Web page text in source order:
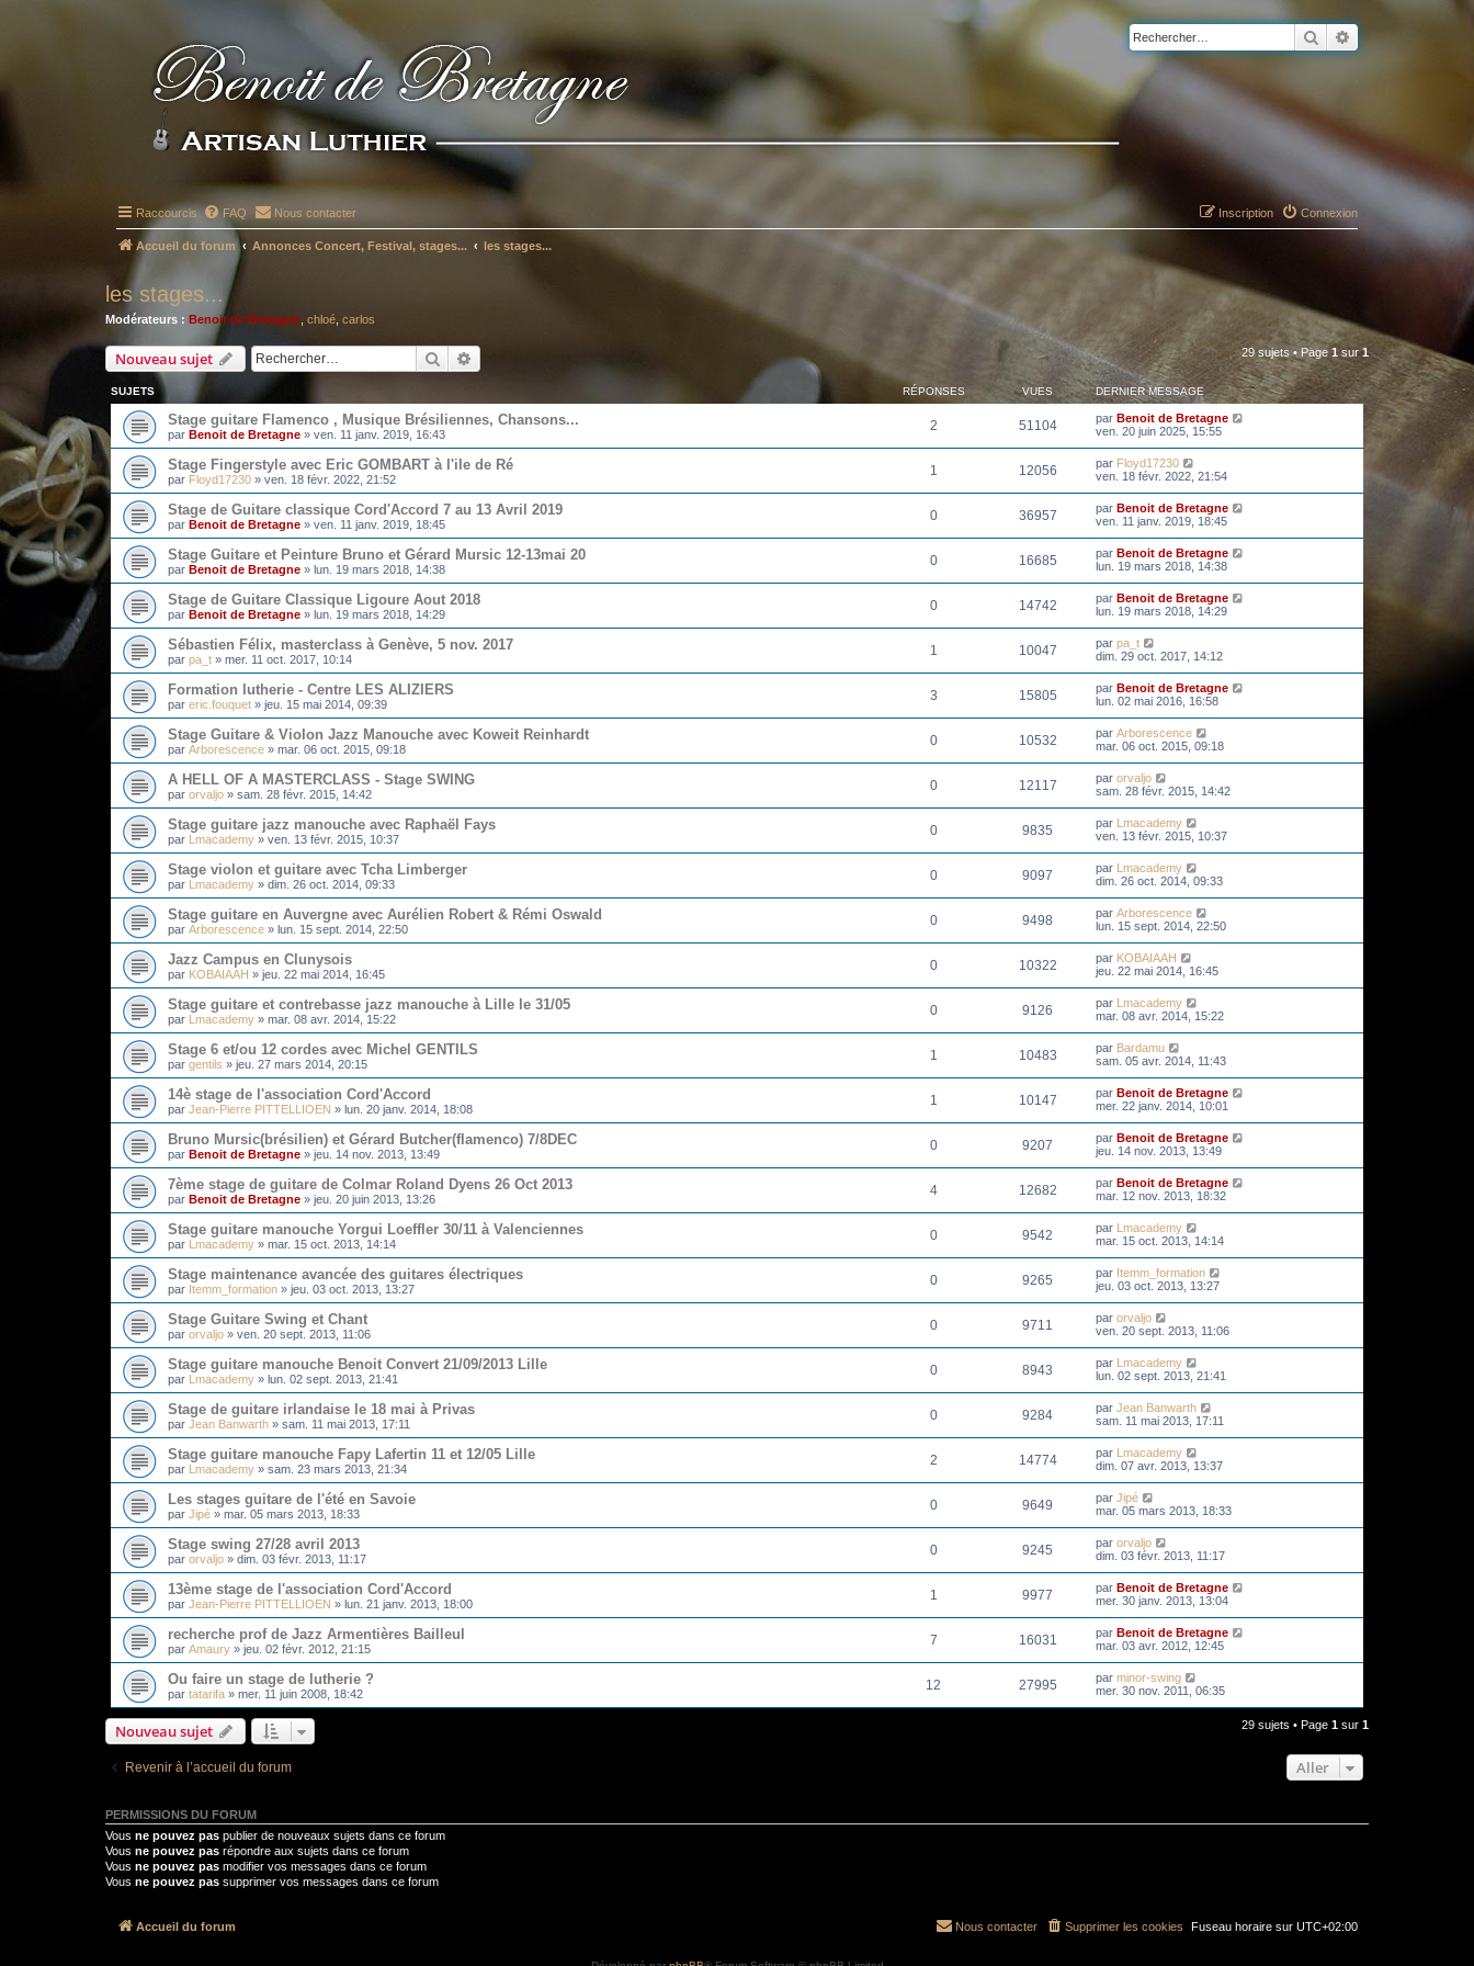
Rechercher
Raccourcis FAQ Nous contacter Connexion
Inscription
Accueil du forum Annonces Concert, Festival, stages... les stages...
les stages...
Modérateurs : Benoit de Bretagne chloé carlos
Nouveau sujet Rechercher 29 sujets • Page1 sur1
SUJETS RÉPONSES VUES DERNIER MESSAGE
Stage guitare Flamenco , Musique Brésiliennes, Chansons...
par Benoit de Bretagne » ven. 11 janv. 2019, 16:43
2 51104 par Benoit de Bretagne
ven. 20 juin 2025, 15:55
Stage Fingerstyle avec Eric GOMBART à l'ile de Ré
par Floyd17230 » ven. 18 févr. 2022, 21:52
1 12056 par Floyd17230
ven. 18 févr. 2022, 21:54
Stage de Guitare classique Cord'Accord 7 au 13 Avril 2019
par Benoit de Bretagne » ven. 11 janv. 2019, 18:45
0 36957 par Benoit de Bretagne
ven. 11 janv. 2019, 18:45
Stage Guitare et Peinture Bruno et Gérard Mursic 12-13mai 20
par Benoit de Bretagne » lun. 19 mars 2018, 14:38
0 16685 par Benoit de Bretagne
lun. 19 mars 2018, 14:38
Stage de Guitare Classique Ligoure Aout 2018
par Benoit de Bretagne » lun. 19 mars 2018, 14:29
0 14742 par Benoit de Bretagne
lun. 19 mars 2018, 14:29
Sébastien Félix, masterclass à Genève, 5 nov. 2017
par pa_t » mer. 11 oct. 2017, 10:14
1 10047 par pa_t
dim. 29 oct. 2017, 14:12
Formation lutherie - Centre LES ALIZIERS
par eric.fouquet » jeu. 15 mai 2014, 09:39
3 15805 par Benoit de Bretagne
lun. 02 mai 2016, 16:58
Stage Guitare & Violon Jazz Manouche avec Koweit Reinhardt
par Arborescence » mar. 06 oct. 2015, 09:18
0 10532 par Arborescence
mar. 06 oct. 2015, 09:18
A HELL OF A MASTERCLASS - Stage SWING
par orvaljo » sam. 28 févr. 2015, 14:42
0 12117 par orvaljo
sam. 28 févr. 2015, 14:42
Stage guitare jazz manouche avec Raphaël Fays
par Lmacademy » ven. 13 févr. 2015, 10:37
0 9835 par Lmacademy
ven. 13 févr. 2015, 10:37
Stage violon et guitare avec Tcha Limberger
par Lmacademy » dim. 26 oct. 2014, 09:33
0 9097 par Lmacademy
dim. 26 oct. 2014, 09:33
Stage guitare en Auvergne avec Aurélien Robert & Rémi Oswald
par Arborescence » lun. 15 sept. 2014, 22:50
0 9498 par Arborescence
lun. 15 sept. 2014, 22:50
Jazz Campus en Clunysois
par KOBAIAAH » jeu. 22 mai 2014, 16:45
0 10322 par KOBAIAAH
jeu. 22 mai 2014, 16:45
Stage guitare et contrebasse jazz manouche à Lille le 31/05
par Lmacademy » mar. 08 avr. 2014, 15:22
0 9126 par Lmacademy
mar. 08 avr. 2014, 15:22
Stage 6 et/ou 12 cordes avec Michel GENTILS
par gentils » jeu. 27 mars 2014, 20:15
1 10483 par Bardamu
sam. 05 avr. 2014, 11:43
14è stage de l'association Cord'Accord
par Jean-Pierre PITTELLIOEN » lun. 20 janv. 2014, 18:08
1 10147 par Benoit de Bretagne
mer. 22 janv. 2014, 10:01
Bruno Mursic(brésilien) et Gérard Butcher(flamenco) 7/8DEC
par Benoit de Bretagne » jeu. 14 nov. 2013, 13:49
0 9207 par Benoit de Bretagne
jeu. 14 nov. 2013, 13:49
7ème stage de guitare de Colmar Roland Dyens 26 Oct 2013
par Benoit de Bretagne » jeu. 20 juin 2013, 13:26
4 12682 par Benoit de Bretagne
mar. 12 nov. 2013, 18:32
Stage guitare manouche Yorgui Loeffler 30/11 à Valenciennes
par Lmacademy » mar. 15 oct. 2013, 14:14
0 9542 par Lmacademy
mar. 15 oct. 2013, 14:14
Stage maintenance avancée des guitares électriques
par Itemm_formation » jeu. 03 oct. 2013, 13:27
0 9265 par Itemm_formation
jeu. 03 oct. 2013, 13:27
Stage Guitare Swing et Chant
par orvaljo » ven. 20 sept. 2013, 11:06
0 9711 par orvaljo
ven. 20 sept. 2013, 11:06
Stage guitare manouche Benoit Convert 21/09/2013 Lille
par Lmacademy » lun. 02 sept. 2013, 21:41
0 8943 par Lmacademy
lun. 02 sept. 2013, 21:41
Stage de guitare irlandaise le 18 mai à Privas
par Jean Banwarth » sam. 11 mai 2013, 17:11
0 9284 par Jean Banwarth
sam. 11 mai 2013, 17:11
Stage guitare manouche Fapy Lafertin 11 et 12/05 Lille
par Lmacademy » sam. 23 mars 2013, 21:34
2 14774 par Lmacademy
dim. 07 avr. 2013, 13:37
Les stages guitare de l'été en Savoie
par Jipé » mar. 05 mars 2013, 18:33
0 9649 par Jipé
mar. 05 mars 2013, 18:33
Stage swing 27/28 avril 2013
par orvaljo » dim. 03 févr. 2013, 11:17
0 9245 par orvaljo
dim. 03 févr. 2013, 11:17
13ème stage de l'association Cord'Accord
par Jean-Pierre PITTELLIOEN » lun. 21 janv. 2013, 18:00
1 9977 par Benoit de Bretagne
mer. 30 janv. 2013, 13:04
recherche prof de Jazz Armentières Bailleul
par Amaury » jeu. 02 févr. 2012, 21:15
7 16031 par Benoit de Bretagne
mar. 03 avr. 2012, 12:45
Ou faire un stage de lutherie ?
par tatarifa » mer. 11 juin 2008, 18:42
12 27995 par minor-swing
mer. 30 nov. 2011, 06:35
Nouveau sujet 29 sujets • Page 1 sur 1
Revenir à l’accueil du forum Aller
PERMISSIONS DU FORUM
Vous ne pouvez pas publier de nouveaux sujets dans ce forum
Vous ne pouvez pas répondre aux sujets dans ce forum
Vous ne pouvez pas modifier vos messages dans ce forum
Vous ne pouvez pas supprimer vos messages dans ce forum
Accueil du forum Fuseau horaire sur UTC+02:00
Supprimer les cookies
Nous contacter